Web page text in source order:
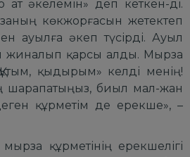
ат әкелемін» деп кеткен-ді.
көкжорғасын жетектеп
ауылға әкеп түсірді. Ауыл
жиналып қарсы алды. Мырза
қыдырым» келді менің!
шарапатыңыз, биыл мал-жан
құрметім де ерекше», –
құрметінің ерекшелігі